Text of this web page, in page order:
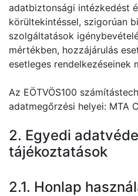
adatbiztonsági intézkedést
körültekintéssel, szigorúan
szolgáltatások
mértékben, hozzájárulás
esetleges rendelkezéseinek
Az EÖTVÖS100
adatmegőrzési helyei: MTA
2. Egyedi
tájékoztatások
2.1. Honlap